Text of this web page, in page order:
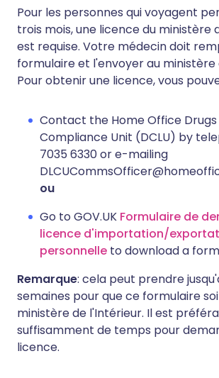
Pour les personnes qui voyagent
trois mois, une licence du ministère
est requise. Votre médecin doit
formulaire et l'envoyer au ministère
Pour obtenir une licence, vous
Contact the Home Office Drugs
Compliance Unit (DCLU) by
7035 6330 or e-mailing
ou
Go to GOV.UK Formulaire de
licence d'importation/
personnelle to download a
Remarque: cela peut prendre
semaines pour que ce formulaire
ministère de l'Intérieur. Il est
suffisamment de temps pour
licence.